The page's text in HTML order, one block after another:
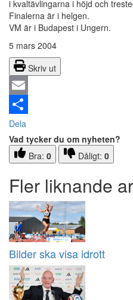
i kvaltävlingarna i höjd och
Finalerna är i helgen.
VM är i Budapest i Ungern.
5 mars 2004
Skriv ut
Email
Dela
Vad tycker du om nyheten?
Bra: 0 Dåligt: 0
Fler liknande
Bilder ska visa idrott